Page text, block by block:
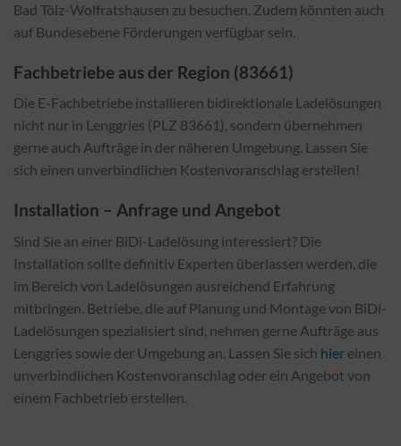
Bad Tölz-Wolfratshausen zu besuchen. Zudem könnten auch
auf Bundesebene Förderungen verfügbar sein.
Fachbetriebe aus der Region (83661)
Die E-Fachbetriebe installieren bidirektionale Ladelösungen
nicht nur in Lenggries (PLZ 83661), sondern übernehmen
gerne auch Aufträge in der näheren Umgebung. Lassen Sie
sich einen unverbindlichen Kostenvoranschlag erstellen!
Installation – Anfrage und Angebot
Sind Sie an einer BiDi-Ladelösung interessiert? Die
Installation sollte definitiv Experten überlassen werden, die
im Bereich von Ladelösungen ausreichend Erfahrung
mitbringen. Betriebe, die auf Planung und Montage von BiDi-
Ladelösungen spezialisiert sind, nehmen gerne Aufträge aus
Lenggries sowie der Umgebung an. Lassen Sie sich hier einen
unverbindlichen Kostenvoranschlag oder ein Angebot von
einem Fachbetrieb erstellen.